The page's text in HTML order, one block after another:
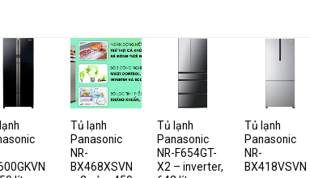
Tủ lạnh
Panasonic
NR-
BX468XSVN
Tủ lạnh
Panasonic
NR-F654GT-
X2 – inverter,
Tủ lạnh
Panasonic
NR-
BX418VSVN